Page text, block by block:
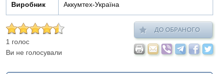
Виробник Аккумтех-Україна
1 голос
Ви не голосували
ДО ОБРАНОГО